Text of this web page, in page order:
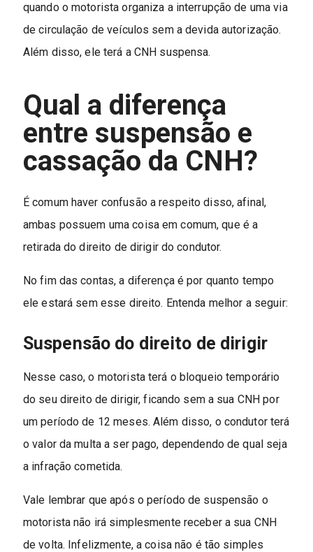
quando o motorista organiza a interrupção de uma via
de circulação de veículos sem a devida autorização.
Além disso, ele terá a CNH suspensa.
Qual a diferença
entre suspensão e
cassação da CNH?
É comum haver confusão a respeito disso, afinal,
ambas possuem uma coisa em comum, que é a
retirada do direito de dirigir do condutor.
No fim das contas, a diferença é por quanto tempo
ele estará sem esse direito. Entenda melhor a seguir:
Suspensão do direito de dirigir
Nesse caso, o motorista terá o bloqueio temporário
do seu direito de dirigir, ficando sem a sua CNH por
um período de 12 meses. Além disso, o condutor terá
o valor da multa a ser pago, dependendo de qual seja
a infração cometida.
Vale lembrar que após o período de suspensão o
motorista não irá simplesmente receber a sua CNH
de volta. Infelizmente, a coisa não é tão simples